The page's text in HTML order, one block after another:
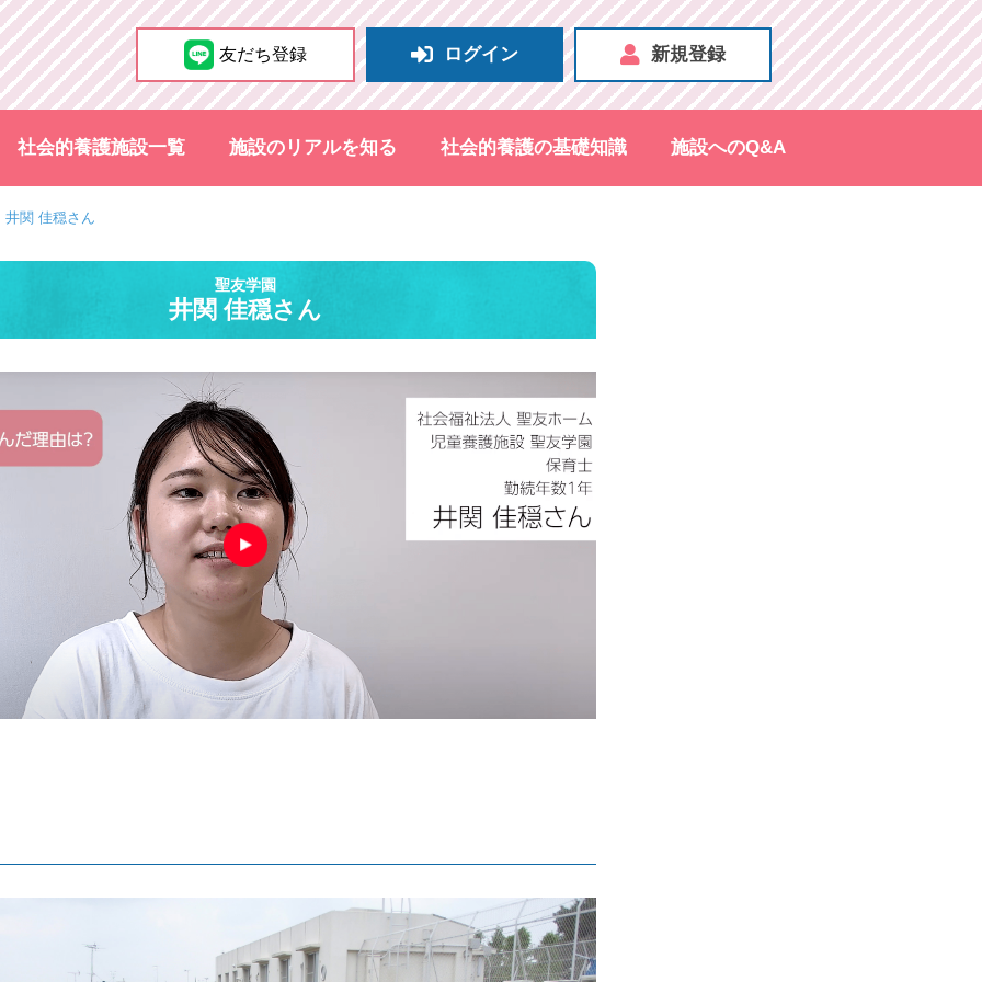
友だち登録 ログイン 新規登録
社会的養護施設一覧 施設のリアルを知る 社会的養護の基礎知識 施設へのQ&A
井関 佳穏さん
聖友学園
井関 佳穏さん